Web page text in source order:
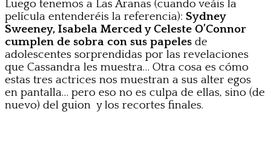
Luego tenemos a Las Arañas (cuando veáis la
película entenderéis la referencia): Sydney
Sweeney, Isabela Merced y Celeste O’Connor
cumplen de sobra con sus papeles de
adolescentes sorprendidas por las revelaciones
que Cassandra les muestra… Otra cosa es cómo
estas tres actrices nos muestran a sus alter egos
en pantalla… pero eso no es culpa de ellas, sino (de
nuevo) del guion y los recortes finales.